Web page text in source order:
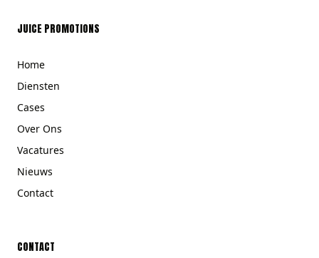
JUICE PROMOTIONS
Home
Diensten
Cases
Over Ons
Vacatures
Nieuws
Contact
CONTACT